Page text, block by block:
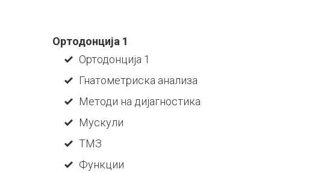
Ортодонција 1
Ортодонција 1
Гнатометриска анализа
Методи на дијагностика
Мускули
ТМЗ
Функции